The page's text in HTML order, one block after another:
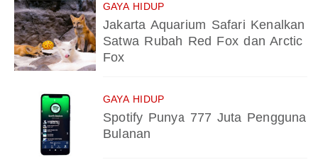
GAYA HIDUP
Jakarta Aquarium Safari Kenalkan
Satwa Rubah Red Fox dan Arctic
Fox
GAYA HIDUP
Spotify Punya 777 Juta Pengguna
Bulanan